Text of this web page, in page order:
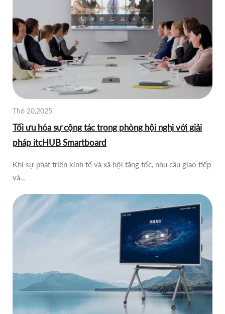
Th6 20,2025
Tối ưu hóa sự cộng tác trong phòng hội nghị với giải
pháp itcHUB Smartboard
Khi sự phát triển kinh tế và xã hội tăng tốc, nhu cầu giao tiếp
và…